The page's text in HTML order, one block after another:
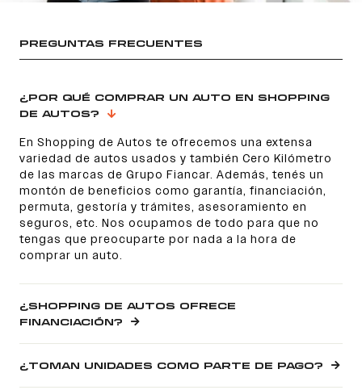
PREGUNTAS FRECUENTES
¿POR QUÉ COMPRAR UN AUTO EN SHOPPING
DE AUTOS?
En Shopping de Autos te ofrecemos una extensa
variedad de autos usados y también Cero Kilómetro
de las marcas de Grupo Fiancar. Además, tenés un
montón de beneficios como garantía, financiación,
permuta, gestoría y trámites, asesoramiento en
seguros, etc. Nos ocupamos de todo para que no
tengas que preocuparte por nada a la hora de
comprar un auto.
¿SHOPPING DE AUTOS OFRECE
FINANCIACIÓN?
¿TOMAN UNIDADES COMO PARTE DE PAGO?